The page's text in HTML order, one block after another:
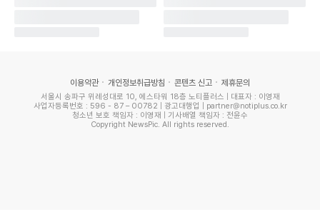
사진 = 최동석이용약관 개인정보취급방침 콘텐츠 신고 제휴문의
서울시 송파구 위례성대로 10, 에스타워 18층 노티플러스 | 대표자 : 이영재
사업자등록번호 : 596 - 87 – 00782 | 광고대행업 | partner@notiplus.co.kr
청소년 보호 책임자 : 이영재 | 기사배열 책임자 : 전윤수
Copyright NewsPic. All rights reserved.